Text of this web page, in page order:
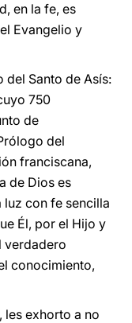
en la fe, es
Evangelio y
del Santo de Asís:
750
de
del
franciscana,
de Dios es
luz con fe sencilla
Él, por el Hijo y
verdadero
conocimiento,
les exhorto a no